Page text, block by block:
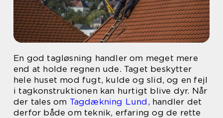
En god tagløsning handler om meget mere
end at holde regnen ude. Taget beskytter
hele huset mod fugt, kulde og slid, og en fejl
i tagkonstruktionen kan hurtigt blive dyr. Når
der tales om Tagdækning Lund , handler det
derfor både om teknik, erfaring og de rette